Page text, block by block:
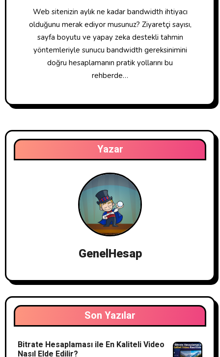
Web sitenizin aylık ne kadar bandwidth ihtiyacı
olduğunu merak ediyor musunuz? Ziyaretçi sayısı,
sayfa boyutu ve yapay zeka destekli tahmin
yöntemleriyle sunucu bandwidth gereksinimini
doğru hesaplamanın pratik yollarını bu
rehberde…
Yazar
GenelHesap
Son Yazılar
Bitrate Hesaplaması ile En Kaliteli Video
Nasıl Elde Edilir?